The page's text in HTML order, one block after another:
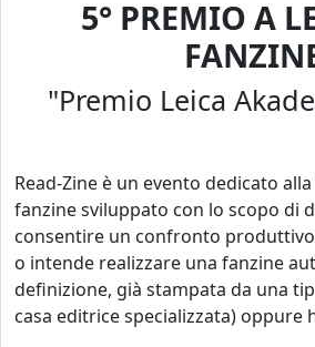
5° PREMIO A
"Premio Leica
Read-Zine è un evento dedicato
fanzine sviluppato con lo scopo di
consentire un confronto
o intende realizzare una fanzine
definizione, già stampata da una
casa editrice specializzata) oppure